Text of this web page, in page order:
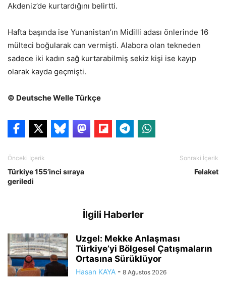
Akdeniz’de kurtardığını belirtti.
Hafta başında ise Yunanistan’ın Midilli adası önlerinde 16
mülteci boğularak can vermişti. Alabora olan tekneden
sadece iki kadın sağ kurtarabilmiş sekiz kişi ise kayıp
olarak kayda geçmişti.
© Deutsche Welle Türkçe
Önceki İçerik
Türkiye 155’inci sıraya
geriledi
Sonraki İçerik
Felaket
İlgili Haberler
Uzgel: Mekke Anlaşması
Türkiye’yi Bölgesel Çatışmaların
Ortasına Sürüklüyor
Hasan KAYA - 8 Ağustos 2026